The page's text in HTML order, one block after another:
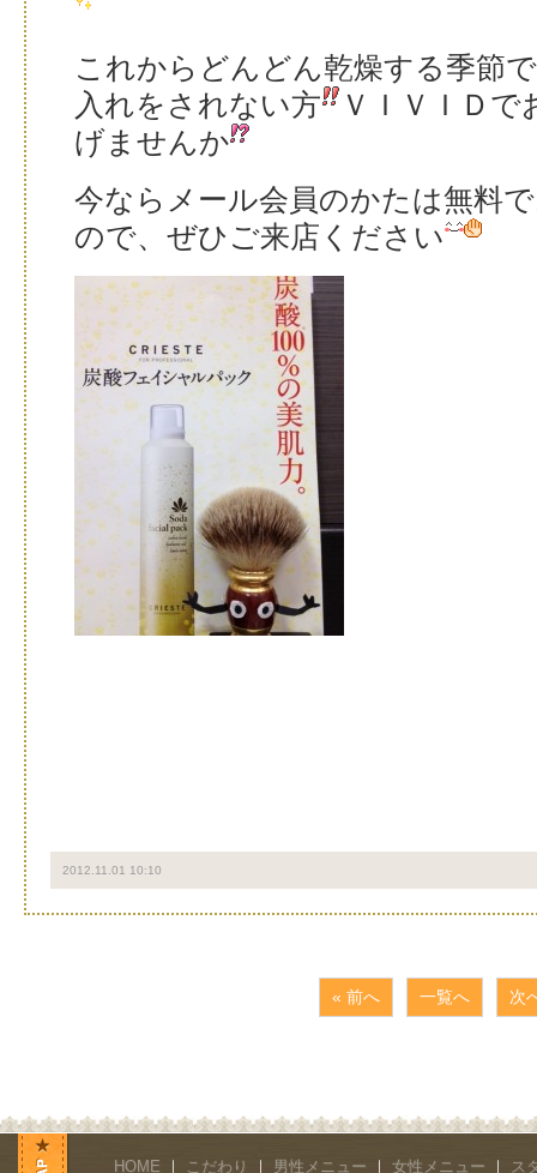
これからどんどん乾燥する季節
入れをされない方
ＶＩＶＩＤ
げませんか
今ならメール会員のかたは無料
ので、ぜひご来店ください
2012.11.01 10:10
« 前へ 一覧へ 次
HOME ｜ こだわり ｜ 男性メニュー ｜ 女性メニュー ｜ ス